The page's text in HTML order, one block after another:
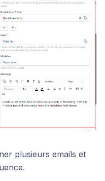
plusieurs emails et